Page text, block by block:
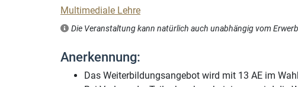
Multimediale Lehre
Die Veranstaltung kann natürlich auch unabhängig vom
Anerkennung:
Das Weiterbildungsangebot wird mit 13 AE im